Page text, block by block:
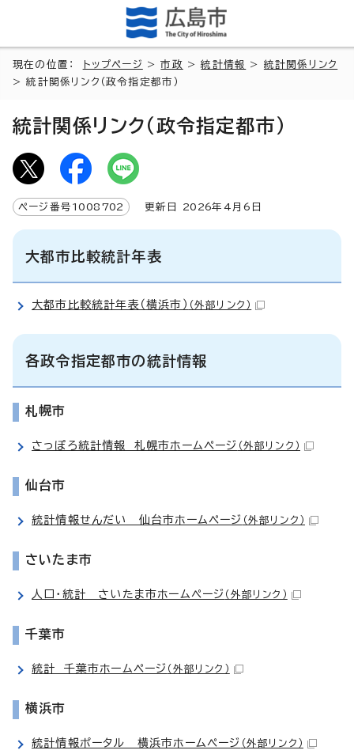
現在の位置： トップページ >市政 >統計情報 > 統計関係リンク
> 統計関係リンク（政令指定都市）
統計関係リンク（政令指定都市）
ページ番号 1008702 更新日 2026年4月6日
大都市比較統計年表
大都市比較統計年表（横浜市） （外部リンク）
各政令指定都市の統計情報
札幌市
さっぽろ統計情報 札幌市ホームページ （外部リンク）
仙台市
統計情報せんだい 仙台市ホームページ （外部リンク）
さいたま市
人口・統計 さいたま市ホームページ （外部リンク）
千葉市
統計 千葉市ホームページ （外部リンク）
横浜市
統計情報ポータル 横浜市ホームページ （外部リンク）